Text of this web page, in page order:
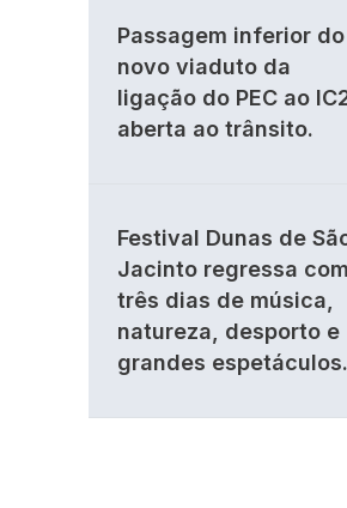
Passagem inferior do
novo viaduto da
ligação do PEC ao
aberta ao trânsito.
Festival Dunas de
Jacinto regressa com
três dias de música,
natureza, desporto e
grandes espetáculos.